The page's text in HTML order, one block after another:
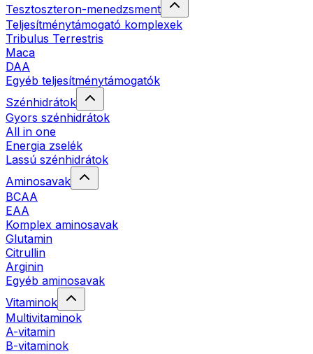
Tesztoszteron-menedzsment
Teljesítménytámogató komplexek
Tribulus Terrestris
Maca
DAA
Egyéb teljesítménytámogatók
Szénhidrátok
Gyors szénhidrátok
All in one
Energia zselék
Lassú szénhidrátok
Aminosavak
BCAA
EAA
Komplex aminosavak
Glutamin
Citrullin
Arginin
Egyéb aminosavak
Vitaminok
Multivitaminok
A-vitamin
B-vitaminok